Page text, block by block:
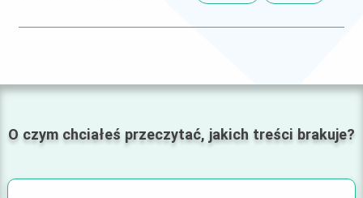
O czym chciałeś przeczytać, jakich treści brakuje?